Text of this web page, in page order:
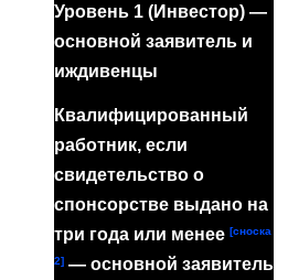
Уровень 1 (Инвестор) —
основной заявитель и
иждивенцы
Квалифицированный
работник, если
свидетельство о
спонсорстве выдано на
три года или менее [сноска
2] — основной заявитель